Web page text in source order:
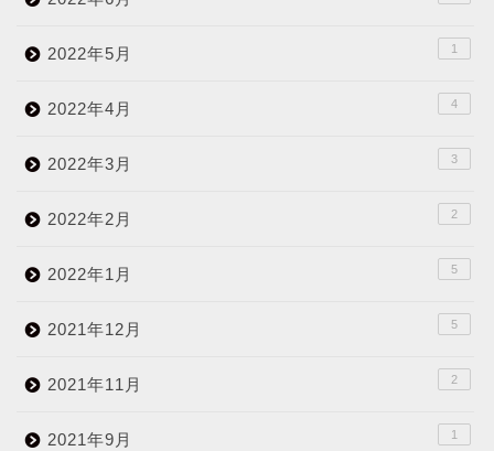
2022年5月 1
2022年4月 4
2022年3月 3
2022年2月 2
2022年1月 5
2021年12月 5
2021年11月 2
2021年9月 1